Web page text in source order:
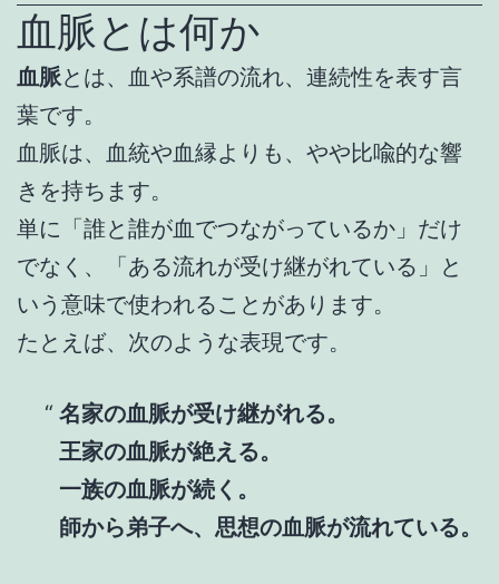
血脈とは何か
血脈とは、血や系譜の流れ、連続性を表す言
葉です。
血脈は、血統や血縁よりも、やや比喩的な響
きを持ちます。
単に「誰と誰が血でつながっているか」だけ
でなく、「ある流れが受け継がれている」と
いう意味で使われることがあります。
たとえば、次のような表現です。
名家の血脈が受け継がれる。
王家の血脈が絶える。
一族の血脈が続く。
師から弟子へ、思想の血脈が流れている。